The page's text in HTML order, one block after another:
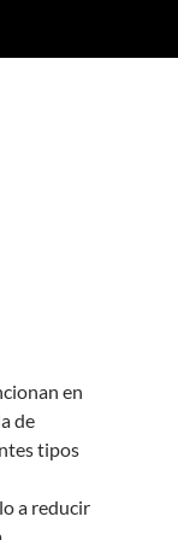
en
de
tipos
a reducir